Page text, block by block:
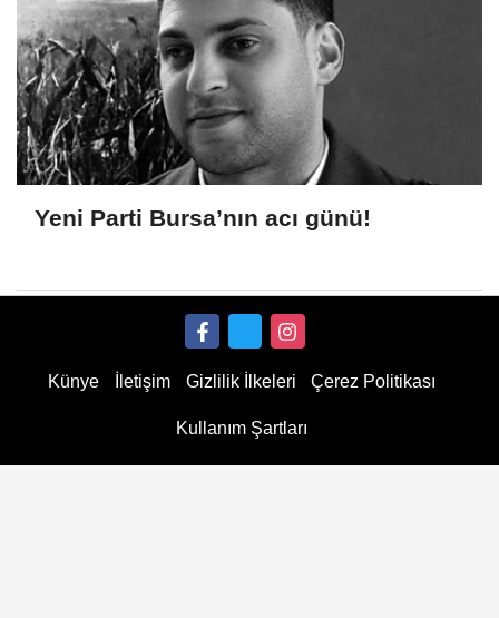
Yeni Parti Bursa’nın acı günü!
Künye İletişim Gizlilik İlkeleri Çerez Politikası
Kullanım Şartları